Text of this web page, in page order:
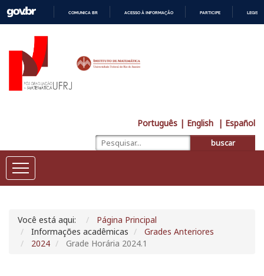
COMUNICA BR ACESSO À INFORMAÇÃO PARTICIPE
Português | English | Español
buscar
Você está aqui:
Página Principal
Informações acadêmicas
Grades Anteriores
2024
Grade Horária 2024.1